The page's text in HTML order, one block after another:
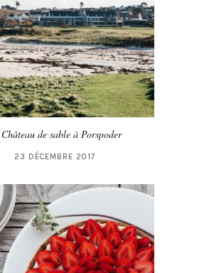
de sable à Porspoder
23 DÉCEMBRE 2017